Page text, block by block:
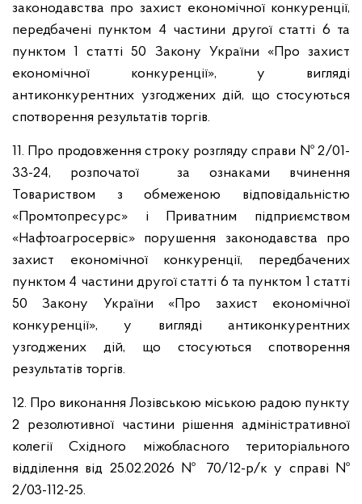
законодавства про захист економічної конкуренції,
передбачені пунктом 4 частини другої статті 6 та
пунктом 1 статті 50 Закону України «Про захист
економічної конкуренції», у вигляді
антиконкурентних узгоджених дій, що стосуються
спотворення результатів торгів.
11. Про продовження строку розгляду справи № 2/01-
33-24, розпочатої за ознаками вчинення
Товариством з обмеженою відповідальністю
«Промтопресурс» і Приватним підприємством
«Нафтоагросервіс» порушення законодавства про
захист економічної конкуренції, передбачених
пунктом 4 частини другої статті 6 та пунктом 1 статті
50 Закону України «Про захист економічної
конкуренції», у вигляді антиконкурентних
узгоджених дій, що стосуються спотворення
результатів торгів.
12. Про виконання Лозівською міською радою пункту
2 резолютивної частини рішення адміністративної
колегії Східного міжобласного територіального
відділення від 25.02.2026 № 70/12-р/к у справі №
2/03-112-25.